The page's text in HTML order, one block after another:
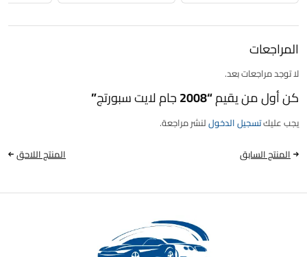
المراجعات
لا توجد مراجعات بعد.
كن أول من يقيم “2008 جام لايت سبورتج”
يجب عليكتسجيل الدخوللنشر مراجعة.
المنتج السابق
المنتج اللاحق